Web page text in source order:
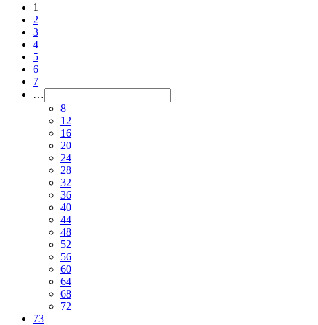
1
2
3
4
5
6
7
…
8
12
16
20
24
28
32
36
40
44
48
52
56
60
64
68
72
73